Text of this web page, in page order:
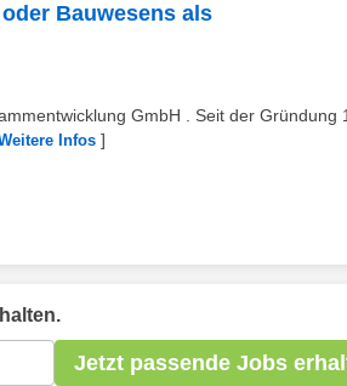
Bauwesens als
GmbH . Seit der Gründung
Infos ]
Jetzt passende Jobs